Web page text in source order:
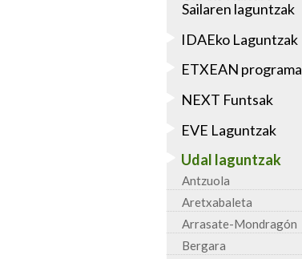
Sailaren laguntzak
IDAEko Laguntzak
ETXEAN programa
NEXT Funtsak
EVE Laguntzak
Udal laguntzak
Antzuola
Aretxabaleta
Arrasate-Mondragón
Bergara